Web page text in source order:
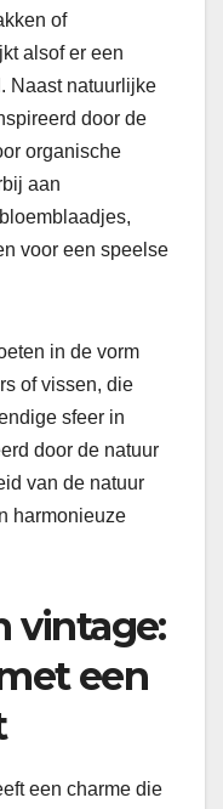
of
alsof er een
Naast natuurlijke
door de
organische
aan
voor een speelse
in de vorm
of vissen, die
sfeer in
door de natuur
van de natuur
harmonieuze
vintage:
een
een charme die